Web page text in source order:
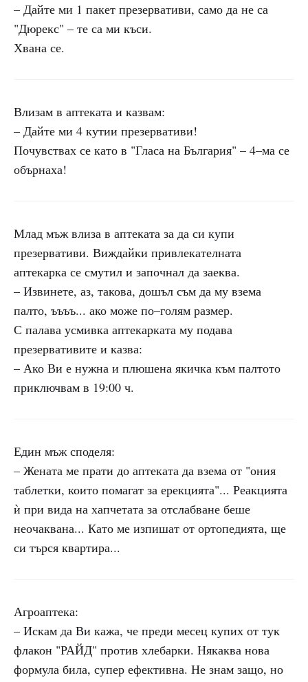
– Дайте ми 1 пакет презервативи, само да не са
"Дюрекс" – те са ми къси.
Хвана се.
Влизам в аптеката и казвам:
– Дайте ми 4 кутии презервативи!
Почувствах се като в "Гласа на България" – 4–ма се
обърнаха!
Млад мъж влиза в аптеката за да си купи
презервативи. Виждайки привлекателната
аптекарка се смутил и започнал да заеква.
– Извинете, аз, такова, дошъл съм да му взема
палто, ъъъъ... ако може по–голям размер.
С палава усмивка аптекарката му подава
презервативите и казва:
– Ако Ви е нужна и плюшена якичка към палтото
приключвам в 19:00 ч.
Един мъж споделя:
– Жената ме прати до аптеката да взема от "ония
таблетки, които помагат за ерекцията"... Реакцията
ѝ при вида на хапчетата за отслабване беше
неочаквана... Като ме изпишат от ортопедията, ще
си търся квартира...
Агроаптека:
– Искам да Ви кажа, че преди месец купих от тук
флакон "РАЙД" против хлебарки. Някаква нова
формула била, супер ефективна. Не знам защо, но